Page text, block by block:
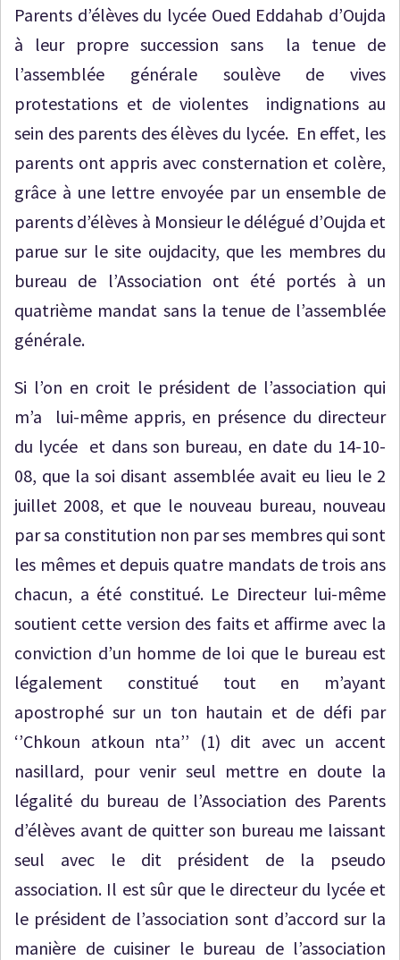
Parents d’élèves du lycée Oued Eddahab d’Oujda
à leur propre succession sans la tenue de
l’assemblée générale soulève de vives
protestations et de violentes indignations au
sein des parents des élèves du lycée. En effet, les
parents ont appris avec consternation et colère,
grâce à une lettre envoyée par un ensemble de
parents d’élèves à Monsieur le délégué d’Oujda et
parue sur le site oujdacity, que les membres du
bureau de l’Association ont été portés à un
quatrième mandat sans la tenue de l’assemblée
générale.
Si l’on en croit le président de l’association qui
m’a lui-même appris, en présence du directeur
du lycée et dans son bureau, en date du 14-10-
08, que la soi disant assemblée avait eu lieu le 2
juillet 2008, et que le nouveau bureau, nouveau
par sa constitution non par ses membres qui sont
les mêmes et depuis quatre mandats de trois ans
chacun, a été constitué. Le Directeur lui-même
soutient cette version des faits et affirme avec la
conviction d’un homme de loi que le bureau est
légalement constitué tout en m’ayant
apostrophé sur un ton hautain et de défi par
‘’Chkoun atkoun nta’’ (1) dit avec un accent
nasillard, pour venir seul mettre en doute la
légalité du bureau de l’Association des Parents
d’élèves avant de quitter son bureau me laissant
seul avec le dit président de la pseudo
association. Il est sûr que le directeur du lycée et
le président de l’association sont d’accord sur la
manière de cuisiner le bureau de l’association